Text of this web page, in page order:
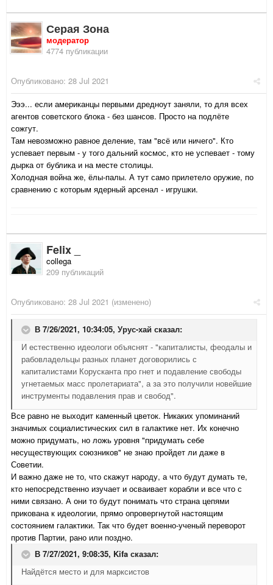
Серая Зона
модератор
4774 публикации
Опубликовано: 28 Jul 2021
Эээ... если американцы первыми дредноут заняли, то для всех
агентов советского блока - без шансов. Просто на подлёте
сожгут.
Там невозможно равное деление, там "всё или ничего". Кто
успевает первым - у того дальний космос, кто не успевает - тому
дырка от бублика и на месте столицы.
Холодная война же, ёлы-палы. А тут само прилетело оружие, по
сравнению с которым ядерный арсенал - игрушки.
Felix _
collega
209 публикаций
Опубликовано: 28 Jul 2021 (изменено)
В 7/26/2021, 10:34:05, Урус-хай сказал:
И естественно идеологи объяснят - "капиталисты, феодалы и
рабовладельцы разных планет договорились с
капиталистами Корусканта про гнет и подавление свободы
угнетаемых масс пролетариата", а за это получили новейшие
инструменты подавления прав и свобод".
Все равно не выходит каменный цветок. Никаких упоминаний
значимых социалистических сил в галактике нет. Их конечно
можно придумать, но ложь уровня "придумать себе
несуществующих союзников" не знаю пройдет ли даже в
Советии.
И важно даже не то, что скажут народу, а что будут думать те,
кто непосредственно изучает и осваивает корабли и все что с
ними связано. А они то будут понимать что страна цепями
прикована к идеологии, прямо опровергнутой настоящим
состоянием галактики. Так что будет военно-ученый переворот
против Партии, рано или поздно.
В 7/27/2021, 9:08:35, Kifa сказал:
Найдётся место и для марксистов